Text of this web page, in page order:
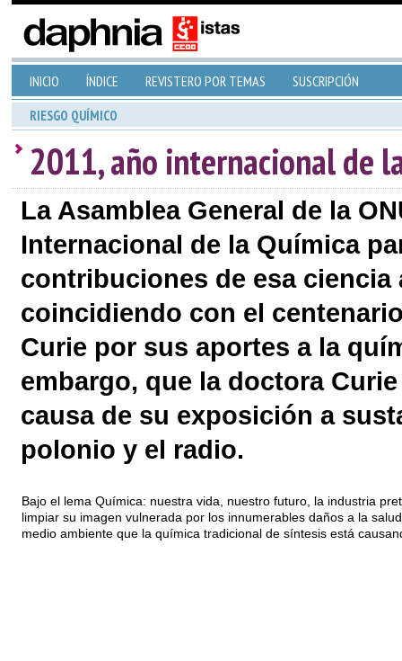
INICIO ÍNDICE REVISTERO POR TEMAS SUSCRIPCIÓN
RIESGO QUÍMICO
2011, año internacional de
La Asamblea General de la
Internacional de la Química
contribuciones de esa
coincidiendo con el
Curie por sus aportes a la
embargo, que la doctora
causa de su exposición a
polonio y el radio.
Bajo el lema Química: nuestra vida, nuestro futuro, la industria
limpiar su imagen vulnerada por los innumerables daños a la
medio ambiente que la química tradicional de síntesis está